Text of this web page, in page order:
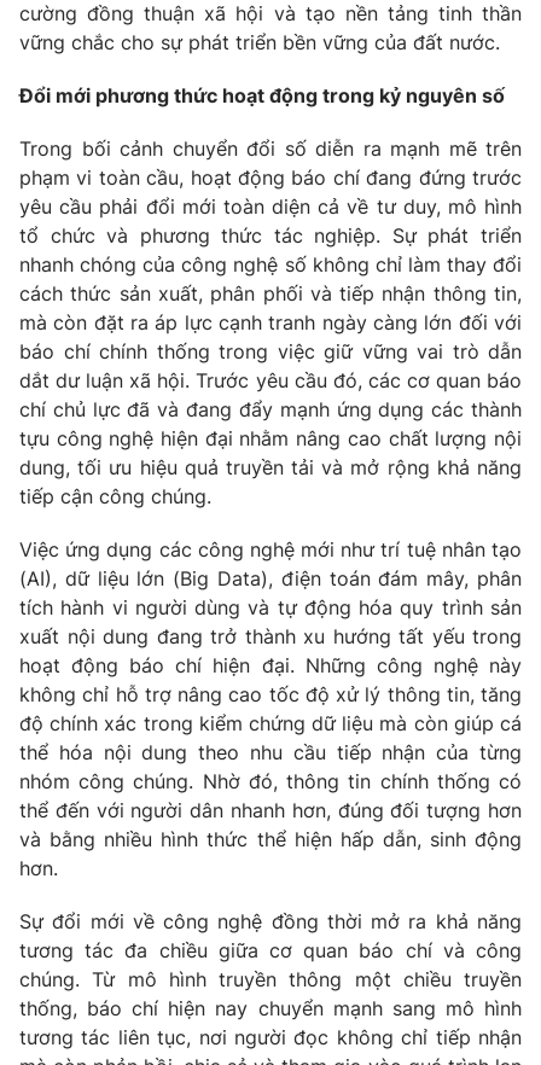
cường đồng thuận xã hội và tạo nền tảng tinh thần
vững chắc cho sự phát triển bền vững của đất nước.
Đổi mới phương thức hoạt động trong kỷ nguyên số
Trong bối cảnh chuyển đổi số diễn ra mạnh mẽ trên
phạm vi toàn cầu, hoạt động báo chí đang đứng trước
yêu cầu phải đổi mới toàn diện cả về tư duy, mô hình
tổ chức và phương thức tác nghiệp. Sự phát triển
nhanh chóng của công nghệ số không chỉ làm thay đổi
cách thức sản xuất, phân phối và tiếp nhận thông tin,
mà còn đặt ra áp lực cạnh tranh ngày càng lớn đối với
báo chí chính thống trong việc giữ vững vai trò dẫn
dắt dư luận xã hội. Trước yêu cầu đó, các cơ quan báo
chí chủ lực đã và đang đẩy mạnh ứng dụng các thành
tựu công nghệ hiện đại nhằm nâng cao chất lượng nội
dung, tối ưu hiệu quả truyền tải và mở rộng khả năng
tiếp cận công chúng.
Việc ứng dụng các công nghệ mới như trí tuệ nhân tạo
(AI), dữ liệu lớn (Big Data), điện toán đám mây, phân
tích hành vi người dùng và tự động hóa quy trình sản
xuất nội dung đang trở thành xu hướng tất yếu trong
hoạt động báo chí hiện đại. Những công nghệ này
không chỉ hỗ trợ nâng cao tốc độ xử lý thông tin, tăng
độ chính xác trong kiểm chứng dữ liệu mà còn giúp cá
thể hóa nội dung theo nhu cầu tiếp nhận của từng
nhóm công chúng. Nhờ đó, thông tin chính thống có
thể đến với người dân nhanh hơn, đúng đối tượng hơn
và bằng nhiều hình thức thể hiện hấp dẫn, sinh động
hơn.
Sự đổi mới về công nghệ đồng thời mở ra khả năng
tương tác đa chiều giữa cơ quan báo chí và công
chúng. Từ mô hình truyền thông một chiều truyền
thống, báo chí hiện nay chuyển mạnh sang mô hình
tương tác liên tục, nơi người đọc không chỉ tiếp nhận